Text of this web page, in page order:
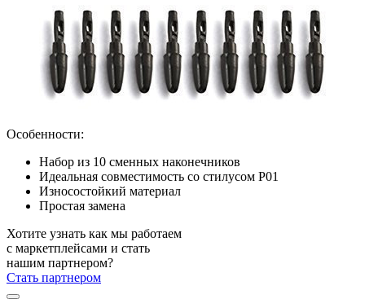
Особенности:
Набор из 10 сменных наконечников
Идеальная совместимость со стилусом P01
Износостойкий материал
Простая замена
Хотите узнать как мы работаем
с маркетплейсами и стать
нашим партнером?
Стать партнером